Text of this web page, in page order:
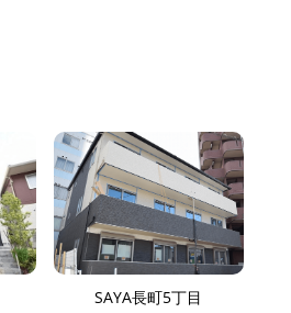
SAYA長町5丁目